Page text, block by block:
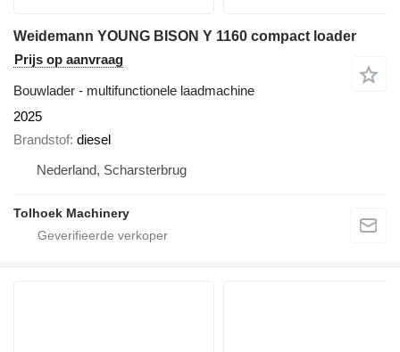
Weidemann YOUNG BISON Y 1160 compact loader
Prijs op aanvraag
Bouwlader - multifunctionele laadmachine
2025
Brandstof diesel
Nederland, Scharsterbrug
Tolhoek Machinery